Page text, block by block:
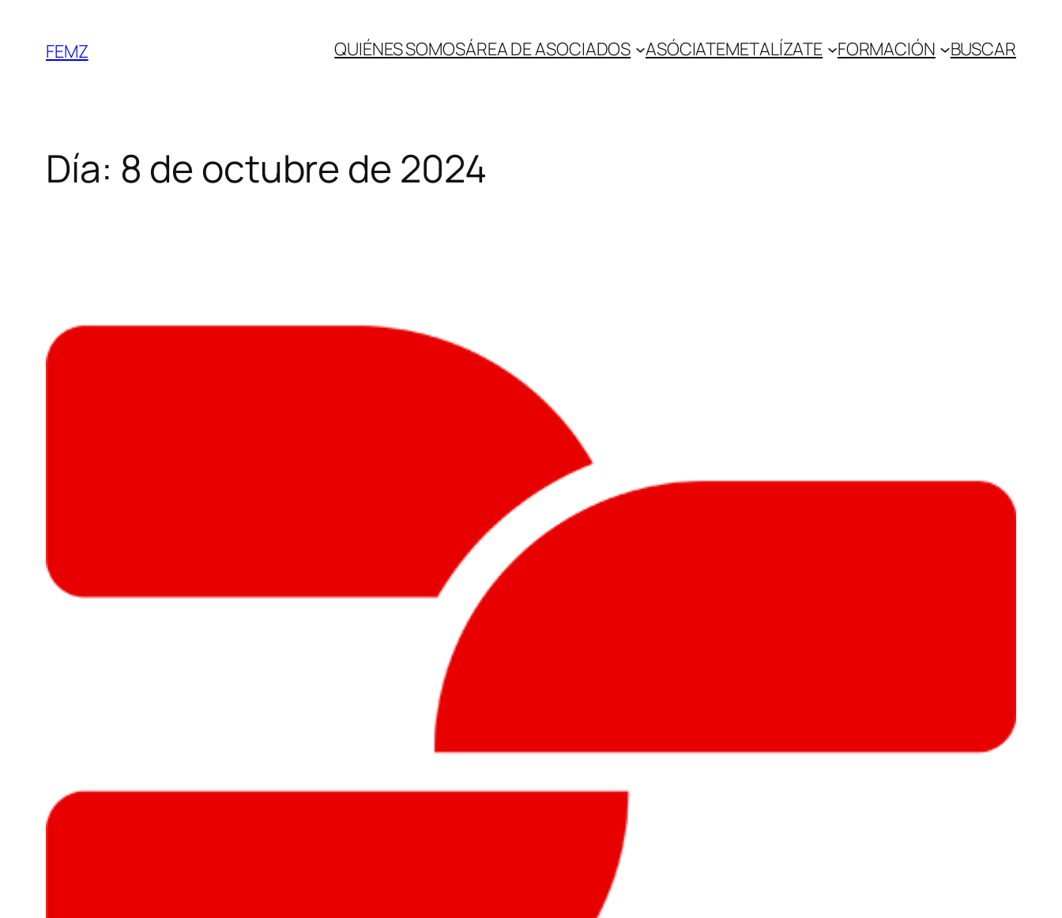
FEMZ QUIÉNES SOMOSÁREA DE ASOCIADOS ASÓCIATEMETALÍZATE FORMACIÓN BUSCAR
Día: 8 de octubre de 2024